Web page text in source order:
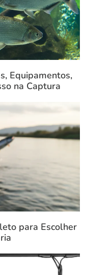
Equipamentos,
na Captura
para Escolher